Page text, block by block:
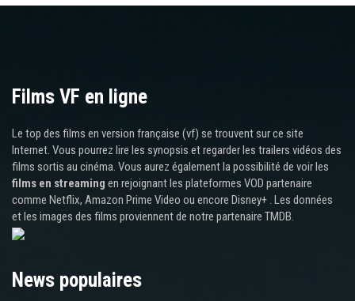
Films VF en ligne
Le top des films en version française (vf) se trouvent sur ce site
Internet. Vous pourrez lire les synopsis et regarder les trailers vidéos des
films sortis au cinéma. Vous aurez également la possibilité de voir les
films en streaming en rejoignant les plateformes VOD partenaire
comme Netflix, Amazon Prime Video ou encore Disney+ . Les données
et les images des films proviennent de notre partenaire TMDB.
News populaires